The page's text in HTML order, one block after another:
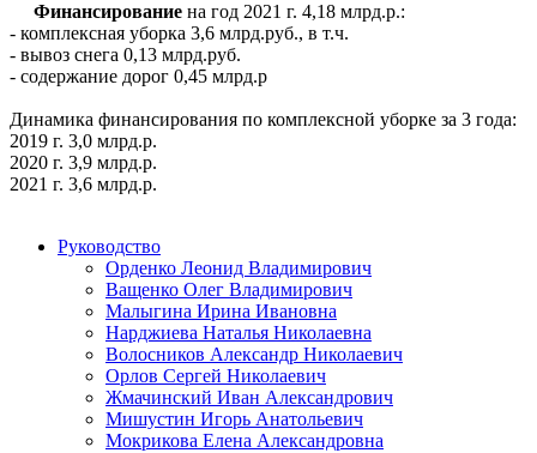
Финансирование на год 2021 г. 4,18 млрд.р.:
- комплексная уборка 3,6 млрд.руб., в т.ч.
- вывоз снега 0,13 млрд.руб.
- содержание дорог 0,45 млрд.р
Динамика финансирования по комплексной уборке за 3 года:
2019 г. 3,0 млрд.р.
2020 г. 3,9 млрд.р.
2021 г. 3,6 млрд.р.
Руководство
Орденко Леонид Владимирович
Ващенко Олег Владимирович
Малыгина Ирина Ивановна
Нарджиева Наталья Николаевна
Волосников Александр Николаевич
Орлов Сергей Николаевич
Жмачинский Иван Александрович
Мишустин Игорь Анатольевич
Мокрикова Елена Александровна